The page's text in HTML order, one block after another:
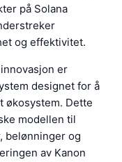
på Solana
og effektivitet.
er
designet for å
økosystem. Dette
modellen til
belønninger og
av Kanon